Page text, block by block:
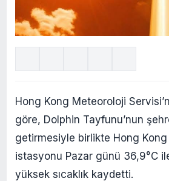
Hong Kong Meteoroloji
göre, Dolphin Tayfunu’nun
getirmesiyle birlikte Hong
istasyonu Pazar günü 36,9°C
yüksek sıcaklık kaydetti.